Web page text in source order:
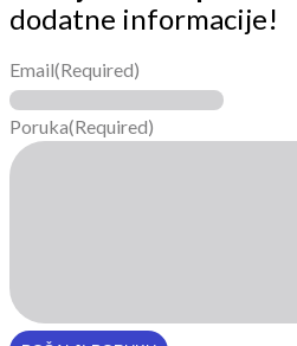
dodatne informacije!
Email(Required)
Poruka(Required)